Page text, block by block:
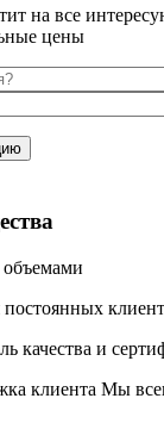
на все
цены
качества и
клиента Мы